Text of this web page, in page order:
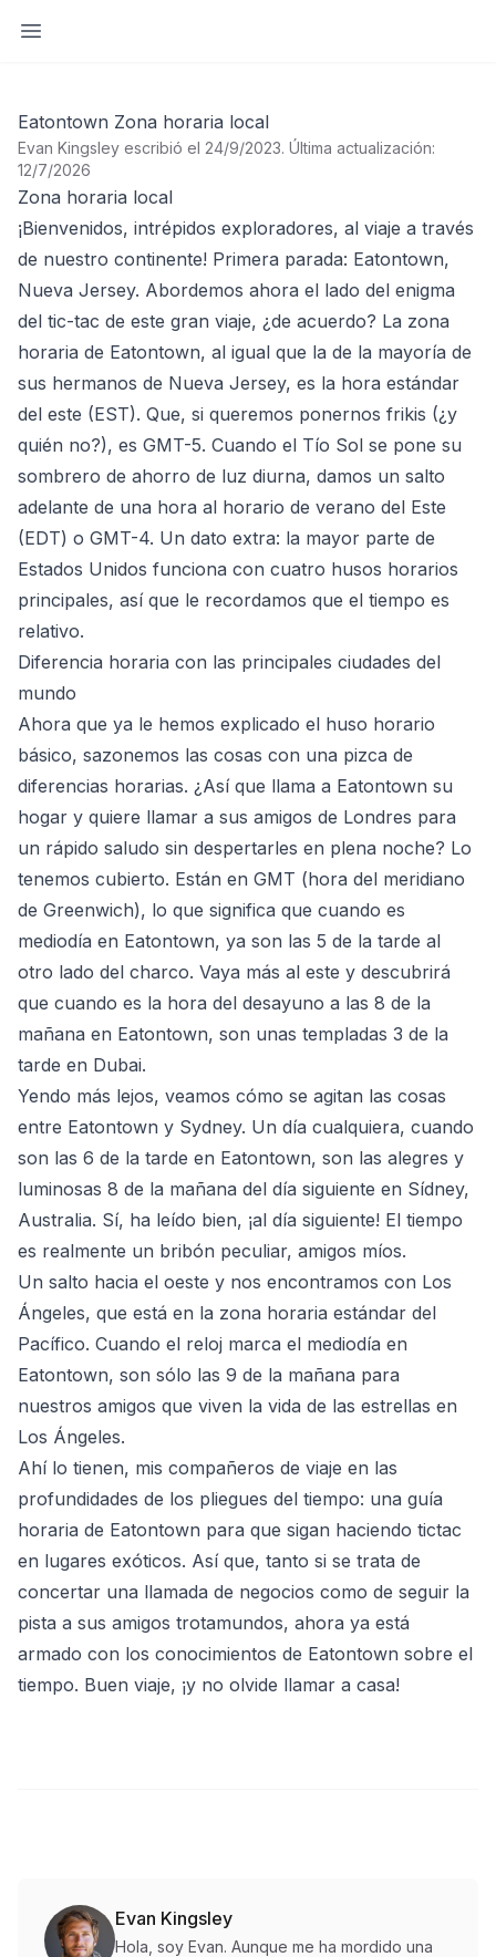
Abrir barra lateral
Eatontown Zona horaria local
Evan Kingsley escribió el 24/9/2023. Última actualización:
12/7/2026
Zona horaria local
¡Bienvenidos, intrépidos exploradores, al viaje a través
de nuestro continente! Primera parada: Eatontown,
Nueva Jersey. Abordemos ahora el lado del enigma
del tic-tac de este gran viaje, ¿de acuerdo? La zona
horaria de Eatontown, al igual que la de la mayoría de
sus hermanos de Nueva Jersey, es la hora estándar
del este (EST). Que, si queremos ponernos frikis (¿y
quién no?), es GMT-5. Cuando el Tío Sol se pone su
sombrero de ahorro de luz diurna, damos un salto
adelante de una hora al horario de verano del Este
(EDT) o GMT-4. Un dato extra: la mayor parte de
Estados Unidos funciona con cuatro husos horarios
principales, así que le recordamos que el tiempo es
relativo.
Diferencia horaria con las principales ciudades del
mundo
Ahora que ya le hemos explicado el huso horario
básico, sazonemos las cosas con una pizca de
diferencias horarias. ¿Así que llama a Eatontown su
hogar y quiere llamar a sus amigos de Londres para
un rápido saludo sin despertarles en plena noche? Lo
tenemos cubierto. Están en GMT (hora del meridiano
de Greenwich), lo que significa que cuando es
mediodía en Eatontown, ya son las 5 de la tarde al
otro lado del charco. Vaya más al este y descubrirá
que cuando es la hora del desayuno a las 8 de la
mañana en Eatontown, son unas templadas 3 de la
tarde en Dubai.
Yendo más lejos, veamos cómo se agitan las cosas
entre Eatontown y Sydney. Un día cualquiera, cuando
son las 6 de la tarde en Eatontown, son las alegres y
luminosas 8 de la mañana del día siguiente en Sídney,
Australia. Sí, ha leído bien, ¡al día siguiente! El tiempo
es realmente un bribón peculiar, amigos míos.
Un salto hacia el oeste y nos encontramos con Los
Ángeles, que está en la zona horaria estándar del
Pacífico. Cuando el reloj marca el mediodía en
Eatontown, son sólo las 9 de la mañana para
nuestros amigos que viven la vida de las estrellas en
Los Ángeles.
Ahí lo tienen, mis compañeros de viaje en las
profundidades de los pliegues del tiempo: una guía
horaria de Eatontown para que sigan haciendo tictac
en lugares exóticos. Así que, tanto si se trata de
concertar una llamada de negocios como de seguir la
pista a sus amigos trotamundos, ahora ya está
armado con los conocimientos de Eatontown sobre el
tiempo. Buen viaje, ¡y no olvide llamar a casa!
Evan Kingsley
Hola, soy Evan. Aunque me ha mordido una